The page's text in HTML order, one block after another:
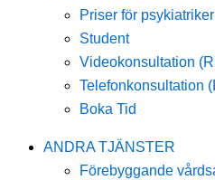
Priser för psykiatriker
Student
Videokonsultation
Telefonkonsultation
Boka Tid
ANDRA TJÄNSTER
Förebyggande